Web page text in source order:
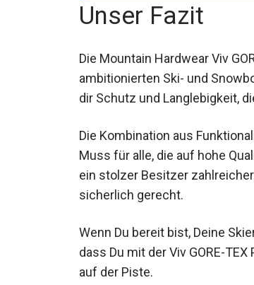
Unser Fazit
Die Mountain Hardwear Viv
ambitionierten Ski- und
bietet dir Schutz und
Die Kombination aus
Muss für alle, die auf hohe
ein stolzer Besitzer
sicherlich gerecht.
Wenn Du bereit bist, Deine
dass Du mit der Viv GORE-
Abenteuer auf der Piste.